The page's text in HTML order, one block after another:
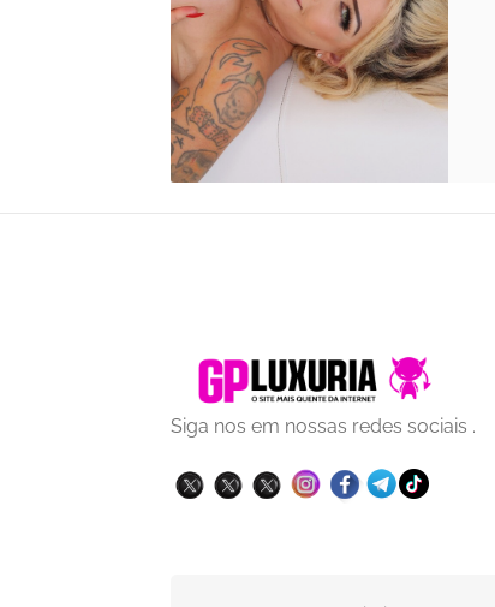
Siga nos em nossas redes sociais .